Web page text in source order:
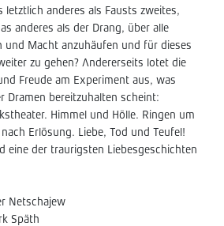
letztlich anderes als Fausts zweites,
anderes als der Drang, über alle
und Macht anzuhäufen und für dieses
zu gehen? Andererseits lotet die
Freude am Experiment aus, was
Dramen bereitzuhalten scheint:
Himmel und Hölle. Ringen um
Erlösung. Liebe, Tod und Teufel!
eine der traurigsten Liebesgeschichten
Netschajew
Späth